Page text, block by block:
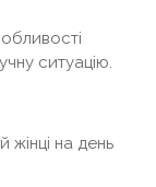
ситуацію.
жінці на день